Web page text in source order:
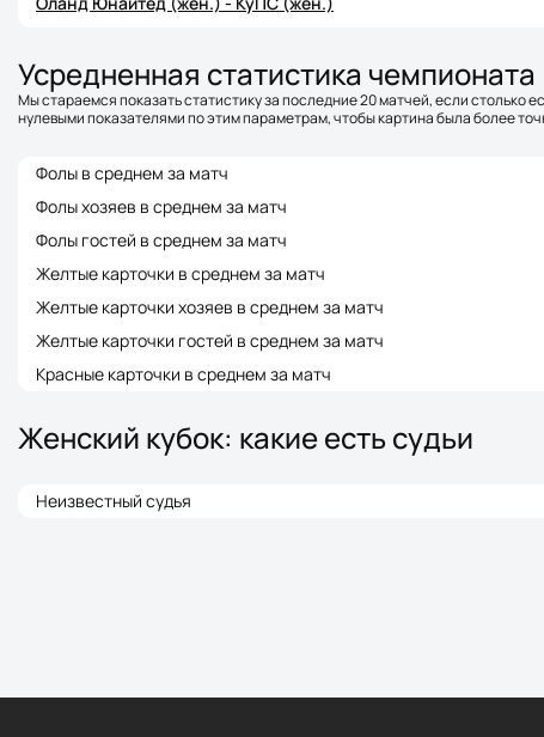
Усредненная статистика чемпионата
Мы стараемся показать статистику за последние 20 матчей, если столько
нулевыми показателями по этим параметрам, чтобы картина была более
Фолы в среднем за матч
Фолы хозяев в среднем за матч
Фолы гостей в среднем за матч
Желтые карточки в среднем за матч
Желтые карточки хозяев в среднем за матч
Желтые карточки гостей в среднем за матч
Красные карточки в среднем за матч
Женский кубок: какие есть судьи
Неизвестный судья